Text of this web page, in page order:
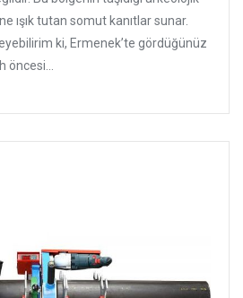
ışık tutan somut kanıtlar sunar.
ki, Ermenek’te gördüğünüz
öncesi...